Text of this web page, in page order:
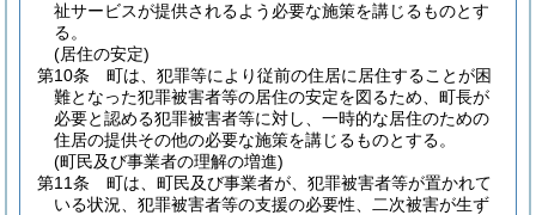
祉サービスが提供されるよう必要な施策を講じるものとす
る。
(居住の安定)
第10条
町は、犯罪等により従前の住居に居住することが困
難となった犯罪被害者等の居住の安定を図るため、町長が
必要と認める犯罪被害者等に対し、一時的な居住のための
住居の提供その他の必要な施策を講じるものとする。
(町民及び事業者の理解の増進)
第11条
町は、町民及び事業者が、犯罪被害者等が置かれて
いる状況、犯罪被害者等の支援の必要性、二次被害が生ず